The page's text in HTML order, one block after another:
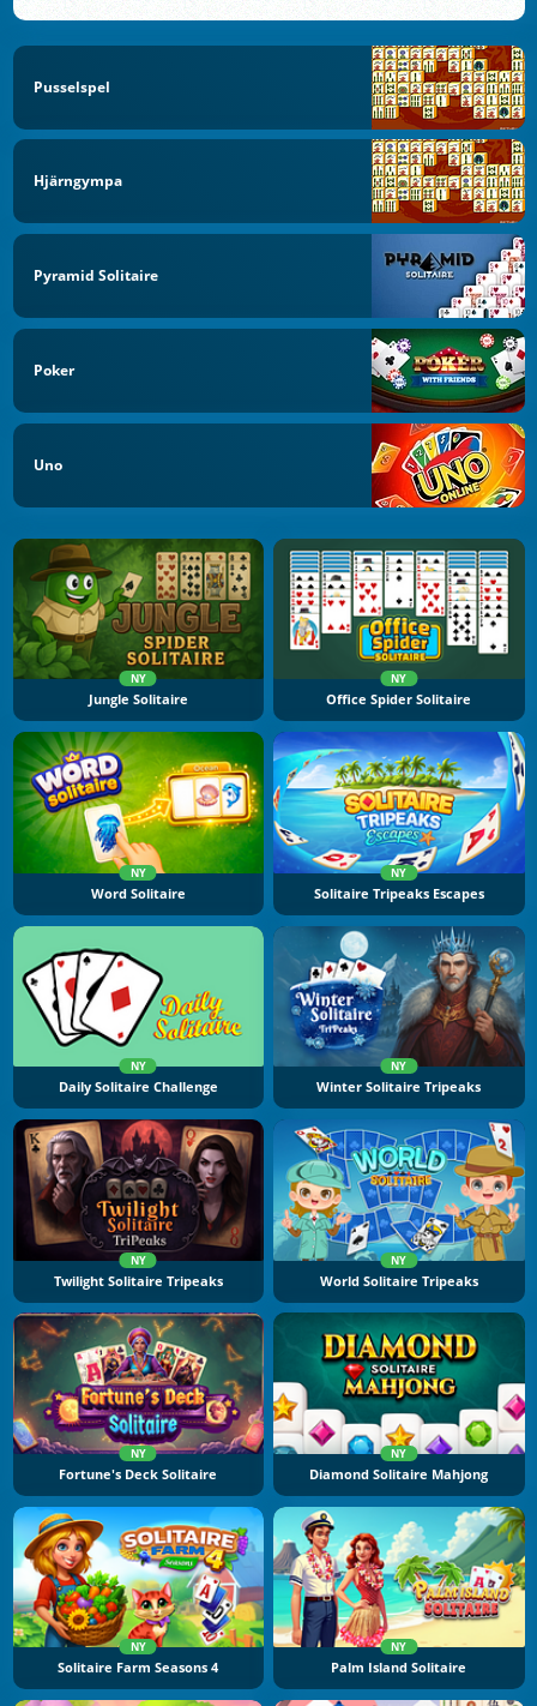
Pusselspel
Hjärngympa
Pyramid Solitaire
Poker
Uno
NY
Jungle Solitaire
NY
Office Spider Solitaire
NY
Word Solitaire
NY
Solitaire Tripeaks Escapes
NY
Daily Solitaire Challenge
NY
Winter Solitaire Tripeaks
NY
Twilight Solitaire Tripeaks
NY
World Solitaire Tripeaks
NY
Fortune's Deck Solitaire
NY
Diamond Solitaire Mahjong
NY
Solitaire Farm Seasons 4
NY
Palm Island Solitaire